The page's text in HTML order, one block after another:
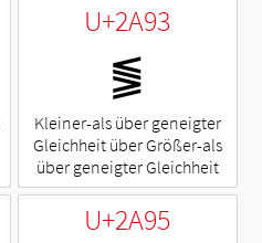
U+2A93
⪓
Kleiner-als über geneigter
Gleichheit über Größer-als
über geneigter Gleichheit
U+2A95